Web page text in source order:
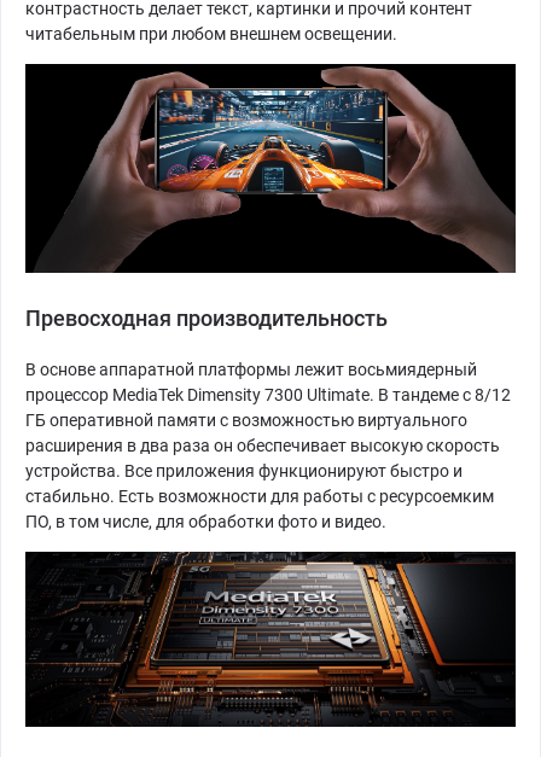
контрастность делает текст, картинки и прочий контент
читабельным при любом внешнем освещении.
Превосходная производительность
В основе аппаратной платформы лежит восьмиядерный
процессор MediaTek Dimensity 7300 Ultimate. В тандеме с 8/12
ГБ оперативной памяти с возможностью виртуального
расширения в два раза он обеспечивает высокую скорость
устройства. Все приложения функционируют быстро и
стабильно. Есть возможности для работы с ресурсоемким
ПО, в том числе, для обработки фото и видео.